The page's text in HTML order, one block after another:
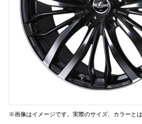
※画像はイメージです。実際のサイズ、カラーとは